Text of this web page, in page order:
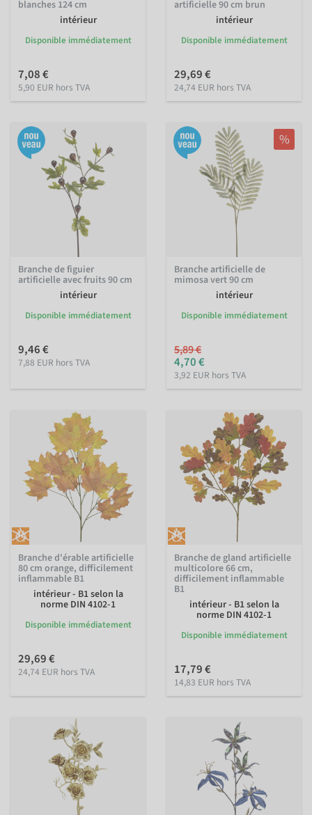
blanches 124 cm
intérieur
Disponible immédiatement
7,08 €
5,90 EUR hors TVA
artificielle 90 cm brun
intérieur
Disponible immédiatement
29,69 €
24,74 EUR hors TVA
Branche de figuier
artificielle avec fruits 90 cm
intérieur
Disponible immédiatement
9,46 €
7,88 EUR hors TVA
%
Branche artificielle de
mimosa vert 90 cm
intérieur
Disponible immédiatement
5,89 €
4,70 €
3,92 EUR hors TVA
Branche d'érable artificielle
80 cm orange, difficilement
inflammable B1
intérieur - B1 selon la
norme DIN 4102-1
Disponible immédiatement
29,69 €
24,74 EUR hors TVA
Branche de gland artificielle
multicolore 66 cm,
difficilement inflammable
B1
intérieur - B1 selon la
norme DIN 4102-1
Disponible immédiatement
17,79 €
14,83 EUR hors TVA